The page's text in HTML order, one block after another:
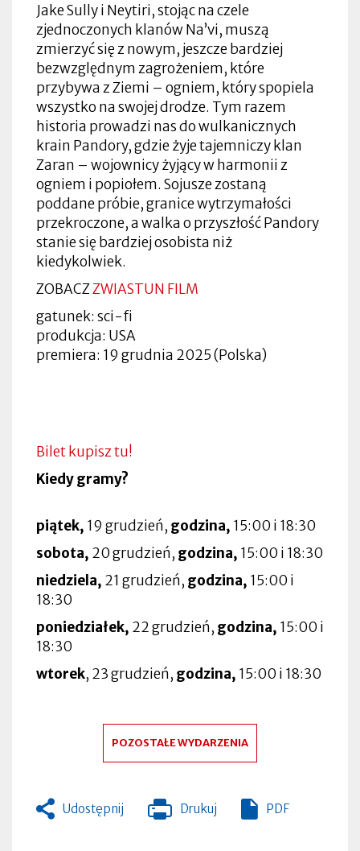
Jake Sully i Neytiri, stojąc na czele
zjednoczonych klanów Na’vi, muszą
zmierzyć się z nowym, jeszcze bardziej
bezwzględnym zagrożeniem, które
przybywa z Ziemi – ogniem, który spopiela
wszystko na swojej drodze. Tym razem
historia prowadzi nas do wulkanicznych
krain Pandory, gdzie żyje tajemniczy klan
Zaran – wojownicy żyjący w harmonii z
ogniem i popiołem. Sojusze zostaną
poddane próbie, granice wytrzymałości
przekroczone, a walka o przyszłość Pandory
stanie się bardziej osobista niż
kiedykolwiek.
ZOBACZZWIASTUN FILM
gatunek: sci-fi
produkcja: USA
premiera: 19 grudnia 2025 (Polska)
Bilet kupisz tu!
Kiedy gramy?
piątek, 19 grudzień, godzina, 15:00 i 18:30
sobota, 20 grudzień, godzina, 15:00 i 18:30
niedziela, 21 grudzień, godzina, 15:00 i
18:30
poniedziałek, 22 grudzień, godzina, 15:00 i
18:30
wtorek, 23 grudzień, godzina, 15:00 i 18:30
POZOSTAŁE WYDARZENIA
Udostępnij Drukuj
Otworzy
PDF